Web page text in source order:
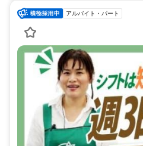
アルバイト・パート